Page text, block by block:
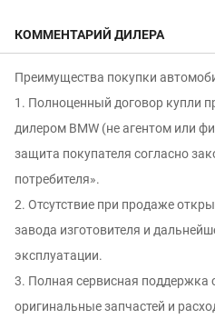
КОММЕНТАРИЙ ДИЛЕРА
Преимущества покупки
1. Полноценный договор купли
дилером BMW (не агентом или
защита покупателя согласно
потребителя».
2. Отсутствие при продаже
завода изготовителя и
эксплуатации.
3. Полная сервисная поддержка
оригинальные запчастей и